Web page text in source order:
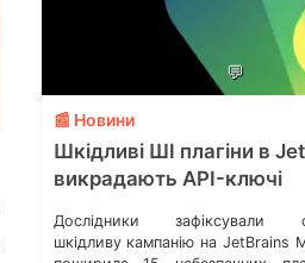
💬
📰 Новини
Шкідливі ШІ плагіни в
викрадають API-ключі
Дослідники зафіксували
шкідливу кампанію на JetBrains